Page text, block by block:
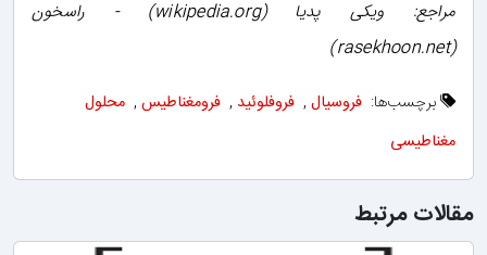
مراجع: ویکی پدیا (wikipedia.org) - راسخون
(rasekhoon.net)
برچسب‌ها: فروسیال , فروفلوئید , فرومغناطیس , محلول
مغناطیسی
مقالات مرتبط